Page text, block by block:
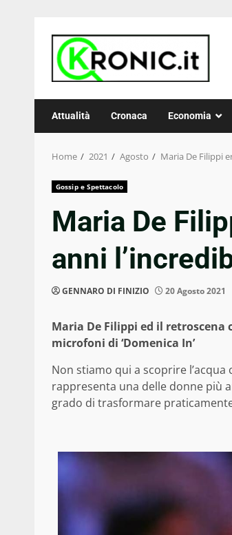
content
Attualità Cronaca Economia
Home 2021 Agosto Maria De Filippi
Gossip e Spettacolo
Maria De
anni
GENNARO DI FINIZIO 20 Agosto 2021
Maria De Filippi ed il
microfoni di ‘Domenica In’
Non stiamo qui a scoprire
rappresenta una delle donne più
grado di trasformare